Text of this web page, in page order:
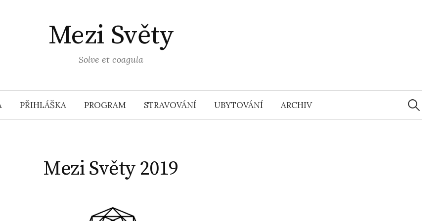
Mezi Světy
Solve et coagula
PŘIHLÁŠKA PROGRAM STRAVOVÁNÍ UBYTOVÁNÍ ARCHIV
Mezi Světy 2019